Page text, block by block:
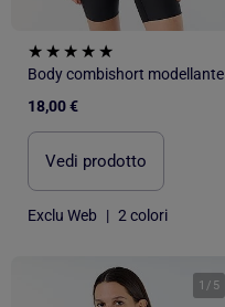
Body combishort modellante
18,00 €
Vedi prodotto
Exclu Web | 2 colori
1 / 5